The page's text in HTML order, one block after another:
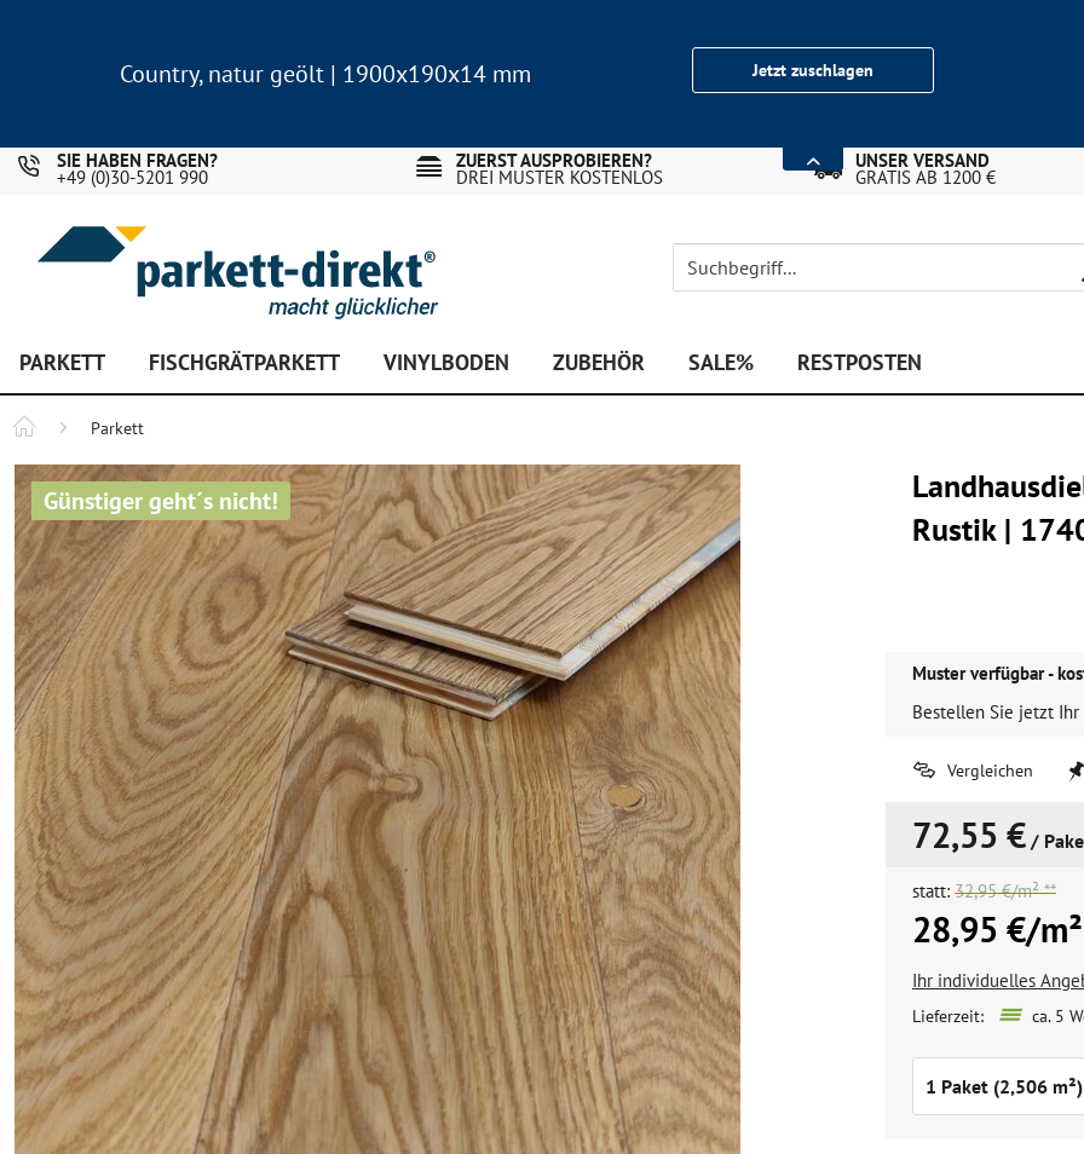
Country, natur geölt | 1900x190x14 mm
Jetzt zuschlagen
SIE HABEN FRAGEN?
+49 (0)30-5201 990
ZUERST AUSPROBIEREN?
DREI MUSTER KOSTENLOS
UNSER VERSAND
GRATIS AB 1200 €
PARKETT FISCHGRÄTPARKETT VINYLBODEN ZUBEHÖR SALE% RESTPOSTEN
Parkett
Günstiger geht´s nicht!
Rustik |
Muster verfügbar -
Bestellen Sie jetzt Ihr
Vergleichen
72,55 € /
statt: 32,95 €/m² **
28,95 €/
Ihr individuelles
Lieferzeit: ca. 5